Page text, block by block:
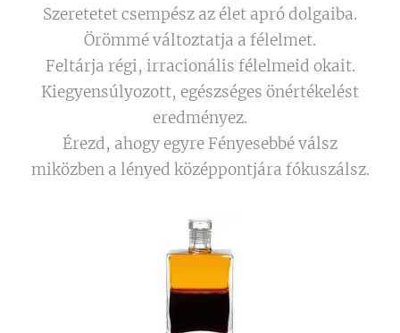
Szeretetet csempész az élet apró dolgaiba.
Örömmé változtatja a félelmet.
Feltárja régi, irracionális félelmeid okait.
Kiegyensúlyozott, egészséges önértékelést
eredményez.
Érezd, ahogy egyre Fényesebbé válsz
miközben a lényed középpontjára fókuszálsz.